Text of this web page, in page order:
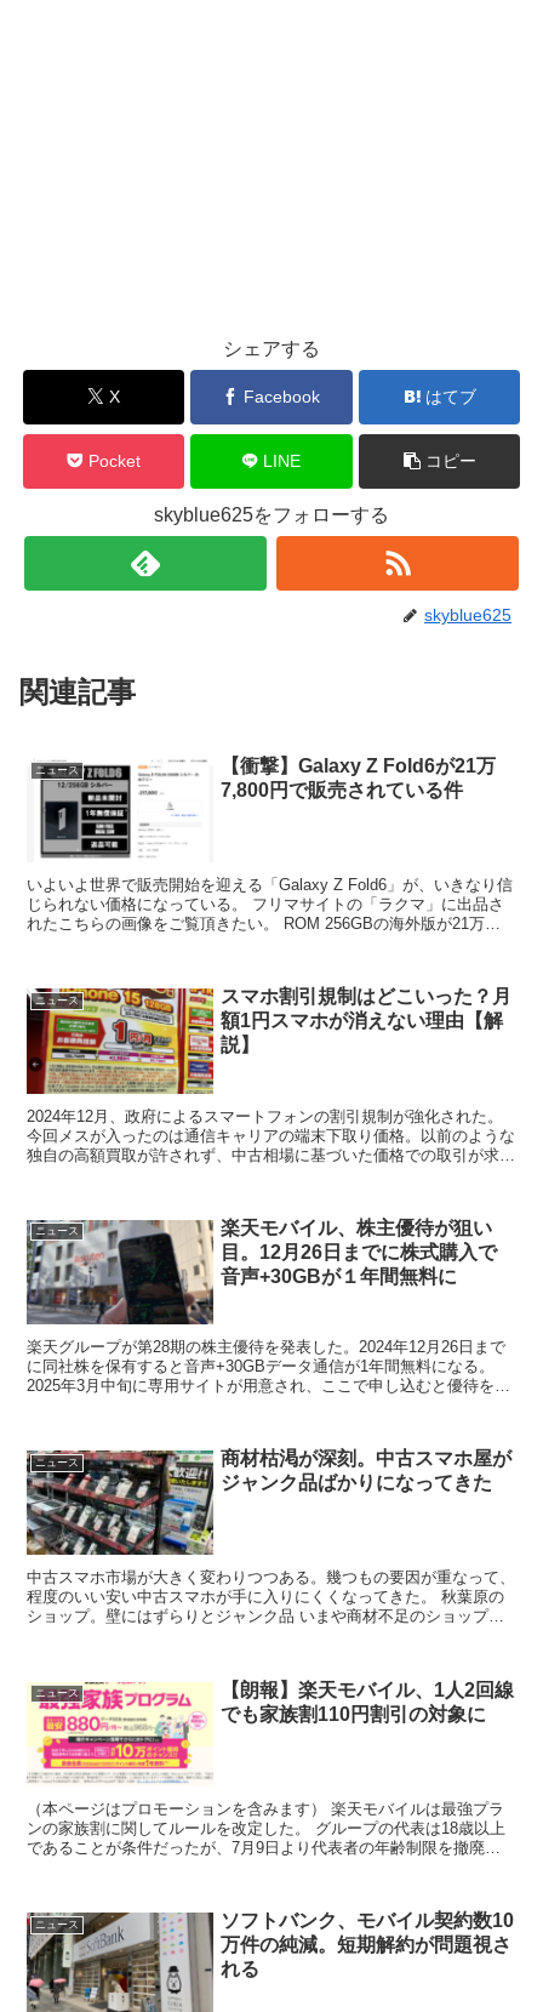
シェアする
X Facebook はてブ
Pocket LINE コピー
skyblue625をフォローする
skyblue625
関連記事
ニュース
【衝撃】Galaxy Z Fold6が21万
7,800円で販売されている件
いよいよ世界で販売開始を迎える「Galaxy Z Fold6」が、いきなり信
じられない価格になっている。 フリマサイトの「ラクマ」に出品さ
れたこちらの画像をご覧頂きたい。 ROM 256GBの海外版が21万
ニュース
スマホ割引規制はどこいった？月
額1円スマホが消えない理由【解
説】
2024年12月、政府によるスマートフォンの割引規制が強化された。
今回メスが入ったのは通信キャリアの端末下取り価格。以前のような
独自の高額買取が許されず、中古相場に基づいた価格での取引が求め
ニュース
楽天モバイル、株主優待が狙い
目。12月26日までに株式購入で
音声+30GBが１年間無料に
楽天グループが第28期の株主優待を発表した。2024年12月26日まで
に同社株を保有すると音声+30GBデータ通信が1年間無料になる。
2025年3月中旬に専用サイトが用意され、ここで申し込むと優待を受
ニュース
商材枯渇が深刻。中古スマホ屋が
ジャンク品ばかりになってきた
中古スマホ市場が大きく変わりつつある。幾つもの要因が重なって、
程度のいい安い中古スマホが手に入りにくくなってきた。 秋葉原の
ショップ。壁にはずらりとジャンク品 いまや商材不足のショップを
ニュース
【朗報】楽天モバイル、1人2回線
でも家族割110円割引の対象に
（本ページはプロモーションを含みます） 楽天モバイルは最強プラ
ンの家族割に関してルールを改定した。 グループの代表は18歳以上
であることが条件だったが、7月9日より代表者の年齢制限を撤廃。
ニュース
ソフトバンク、モバイル契約数10
万件の純減。短期解約が問題視さ
れる